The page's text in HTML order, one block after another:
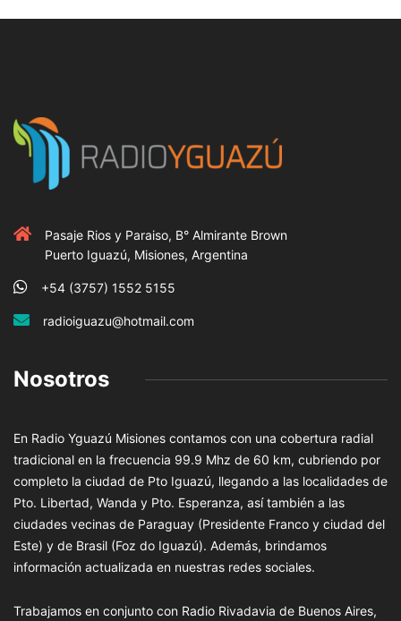
Pasaje Rios y Paraiso, B° Almirante Brown
Puerto Iguazú, Misiones, Argentina
+54 (3757) 1552 5155
radioiguazu@hotmail.com
Nosotros
En Radio Yguazú Misiones contamos con una cobertura radial
tradicional en la frecuencia 99.9 Mhz de 60 km, cubriendo por
completo la ciudad de Pto Iguazú, llegando a las localidades de
Pto. Libertad, Wanda y Pto. Esperanza, así también a las
ciudades vecinas de Paraguay (Presidente Franco y ciudad del
Este) y de Brasil (Foz do Iguazú). Además, brindamos
información actualizada en nuestras redes sociales.
Trabajamos en conjunto con Radio Rivadavia de Buenos Aires,